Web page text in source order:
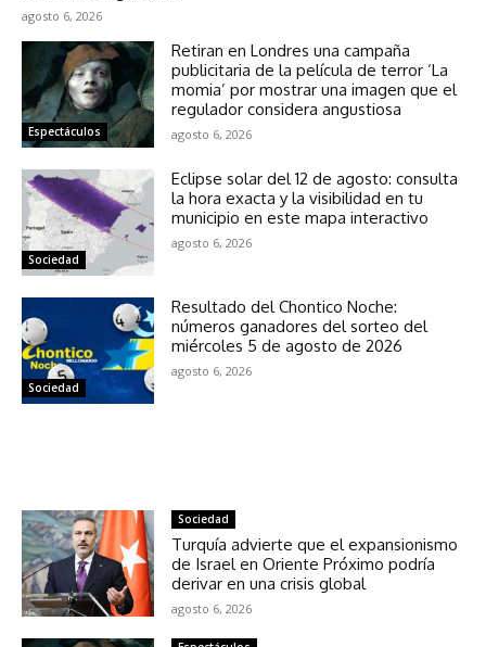
agosto 6, 2026
Espectáculos
Retiran en Londres una campaña
publicitaria de la película de terror ‘La
momia’ por mostrar una imagen que el
regulador considera angustiosa
agosto 6, 2026
Sociedad
Eclipse solar del 12 de agosto: consulta
la hora exacta y la visibilidad en tu
municipio en este mapa interactivo
agosto 6, 2026
Sociedad
Resultado del Chontico Noche:
números ganadores del sorteo del
miércoles 5 de agosto de 2026
agosto 6, 2026
Sociedad
Turquía advierte que el expansionismo
de Israel en Oriente Próximo podría
derivar en una crisis global
agosto 6, 2026